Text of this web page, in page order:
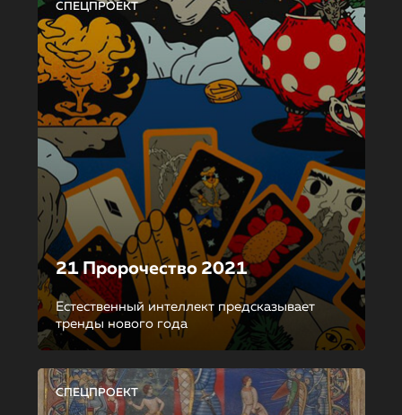
СПЕЦПРОЕКТ
21 Пророчество 2021
Естественный интеллект предсказывает
тренды нового года
СПЕЦПРОЕКТ